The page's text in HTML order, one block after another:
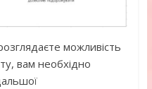
можливість
вам необхідно